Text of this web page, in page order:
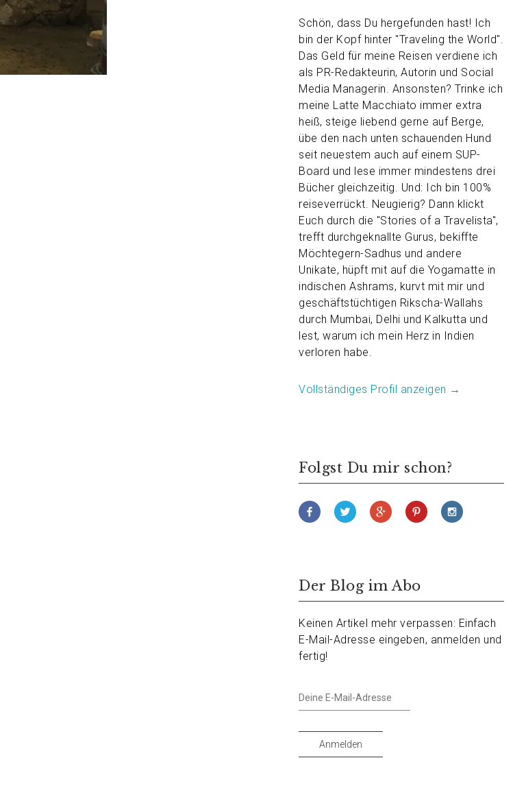
Schön, dass Du hergefunden hast! Ich
bin der Kopf hinter "Traveling the World".
Das Geld für meine Reisen verdiene ich
als PR-Redakteurin, Autorin und Social
Media Managerin. Ansonsten? Trinke ich
meine Latte Macchiato immer extra
heiß, steige liebend gerne auf Berge,
übe den nach unten schauenden Hund
seit neuestem auch auf einem SUP-
Board und lese immer mindestens drei
Bücher gleichzeitig. Und: Ich bin 100%
reiseverrückt. Neugierig? Dann klickt
Euch durch die "Stories of a Travelista",
trefft durchgeknallte Gurus, bekiffte
Möchtegern-Sadhus und andere
Unikate, hüpft mit auf die Yogamatte in
indischen Ashrams, kurvt mit mir und
geschäftstüchtigen Rikscha-Wallahs
durch Mumbai, Delhi und Kalkutta und
lest, warum ich mein Herz in Indien
verloren habe.
Vollständiges Profil anzeigen →
Folgst Du mir schon?
Der Blog im Abo
Keinen Artikel mehr verpassen: Einfach
E-Mail-Adresse eingeben, anmelden und
fertig!
Deine
E-
Adresse
Anmelden